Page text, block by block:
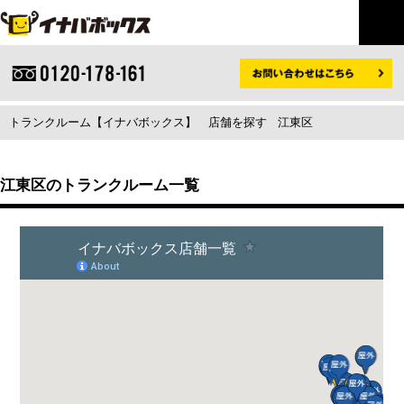
トランクルーム【イナバボックス】 店舗を探す 江東区
江東区のトランクルーム一覧